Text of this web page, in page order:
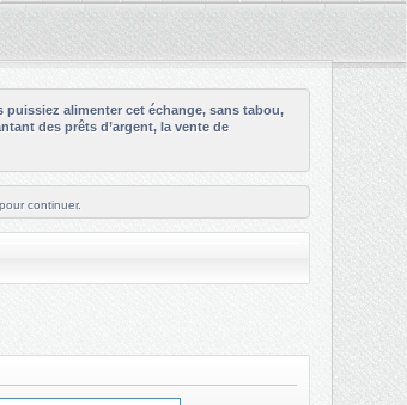
alimenter cet échange, sans tabou,
des prêts d’argent, la vente de
pour continuer.